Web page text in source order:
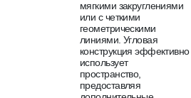
мягкими закруглениями
или с четкими
геометрическими
линиями. Угловая
конструкция эффективно
использует
пространство,
предоставляя